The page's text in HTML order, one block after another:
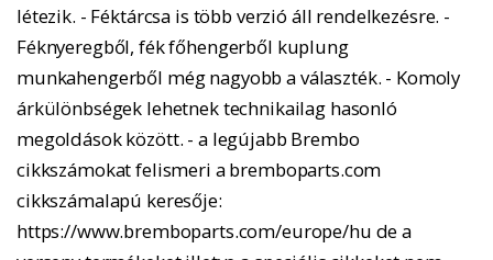
létezik. - Féktárcsa is több verzió áll rendelkezésre. -
Féknyeregből, fék főhengerből kuplung
munkahengerből még nagyobb a választék. - Komoly
árkülönbségek lehetnek technikailag hasonló
megoldások között. - a legújabb Brembo
cikkszámokat felismeri a bremboparts.com
cikkszámalapú keresője:
https://www.bremboparts.com/europe/hu de a